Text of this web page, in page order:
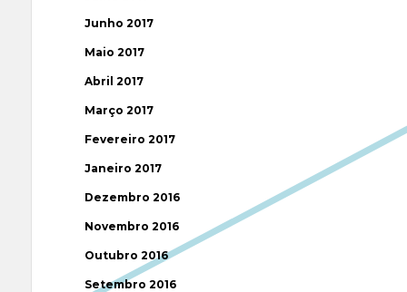
Junho 2017
Maio 2017
Abril 2017
Março 2017
Fevereiro 2017
Janeiro 2017
Dezembro 2016
Novembro 2016
Outubro 2016
Setembro 2016